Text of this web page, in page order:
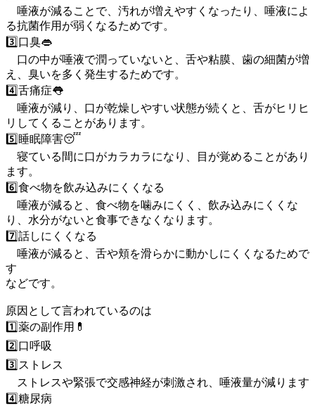
唾液が減ることで、汚れが増えやすくなったり、唾液によ
る抗菌作用が弱くなるためです。
3️⃣口臭👄
口の中が唾液で潤っていないと、舌や粘膜、歯の細菌が増
え、臭いを多く発生するためです。
4️⃣舌痛症👅
唾液が減り、口が乾燥しやすい状態が続くと、舌がヒリヒ
リしてくることがあります。
5️⃣睡眠障害😴
寝ている間に口がカラカラになり、目が覚めることがあり
ます。
6️⃣食べ物を飲み込みにくくなる
唾液が減ると、食べ物を噛みにくく、飲み込みにくくな
り、水分がないと食事できなくなります。
7️⃣話しにくくなる
唾液が減ると、舌や頬を滑らかに動かしにくくなるためで
す
などです。
原因として言われているのは
1️⃣薬の副作用💊
2️⃣口呼吸
3️⃣ストレス
ストレスや緊張で交感神経が刺激され、唾液量が減ります
4️⃣糖尿病